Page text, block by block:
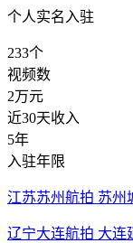
个人实名入驻
233个
视频数
2万元
近30天收入
5年
入驻年限
江苏苏州航拍 苏州
辽宁大连航拍 大连